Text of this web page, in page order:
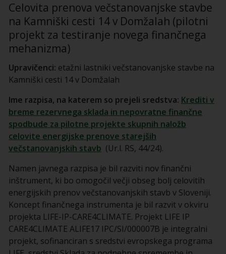
Celovita prenova večstanovanjske stavbe
na Kamniški cesti 14 v Domžalah (pilotni
projekt za testiranje novega finančnega
mehanizma)
Upravičenci: etažni lastniki večstanovanjske stavbe na
Kamniški cesti 14 v Domžalah
Ime razpisa, na katerem so prejeli sredstva: Krediti v
breme rezervnega sklada in nepovratne finančne
spodbude za pilotne projekte skupnih naložb
celovite energijske prenove starejših
večstanovanjskih stavb (Ur.l. RS, 44/24).
Namen javnega razpisa je bil razviti nov finančni
inštrument, ki bo omogočil večji obseg bolj celovitih
energijskih prenov večstanovanjskih stavb v Sloveniji.
Koncept finančnega instrumenta je bil razvit v okviru
projekta LIFE-IP-CARE4CLIMATE. Projekt LIFE IP
CARE4CLIMATE ALIFE17 IPC/SI/000007B je integralni
projekt, sofinanciran s sredstvi evropskega programa